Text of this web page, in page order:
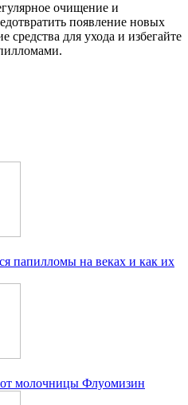
очищение и
появление новых
средства для ухода и избегайте
папилломы на веках и как их
молочницы Флуомизин